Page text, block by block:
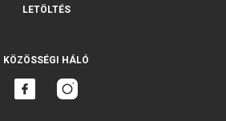
LETÖLTÉS
KÖZÖSSÉGI HÁLÓ